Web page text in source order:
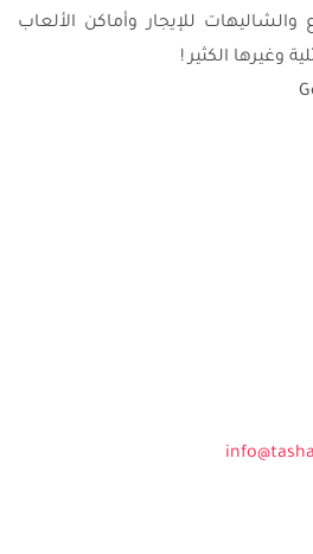
للإيجار وأماكن الألعاب
وغيرها الكثير !